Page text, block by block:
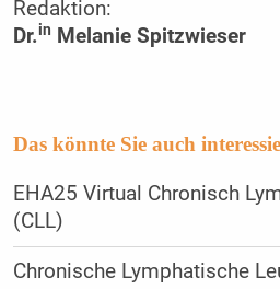
Redaktion:
Dr.in Melanie Spitzwieser
Das könnte Sie auch
EHA25 Virtual Chronisch
(CLL)
Chronische Lymphatische